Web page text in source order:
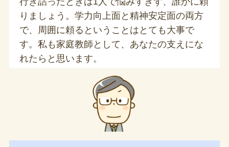
りましょう。学力向上面と精神安定面の両方
で、周囲に頼るということはとても大事で
す。私も家庭教師として、あなたの支えにな
れたらと思います。